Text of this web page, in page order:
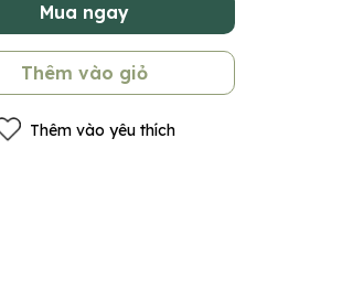
Mua ngay
Thêm vào giỏ
Thêm vào yêu thích